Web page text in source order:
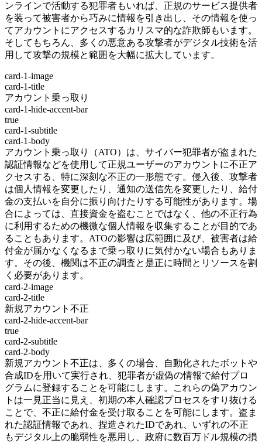
ンラインで活動する犯罪者もいれば、正規のサービス提供者
を装って被害者から巧みに情報を引き出し、その情報を使っ
てアカウントにアクセスするカリスマ的な詐欺師もいます。
そしてもちろん、多くの悪意ある攻撃者がデジタル技術を活
用して攻撃の規模と範囲を大幅に拡大しています。
card-1-image
card-1-title
アカウント乗っ取り
card-1-hide-accent-bar
true
card-1-subtitle
card-1-body
アカウント乗っ取り（ATO）は、サイバー犯罪者が盗まれた
認証情報などを使用して正規ユーザーのアカウントに不正ア
クセスする、特に深刻な不正の一形態です。侵入後、攻撃者
は個人情報を変更したり、通知の送信先を変更したり、給付
金の支払いを自分に振り向けたりする可能性があります。場
合によっては、直接資金を盗むことではなく、他の不正行為
に利用するための機微な個人情報を収集することが目的であ
ることもあります。ATOの影響は広範囲に及び、被害者は給
付金が届かなくなるまで乗っ取りに気付かない場合もありま
す。その後、機関は不正の調査と是正に時間とリソースを割
く必要があります。
card-2-image
card-2-title
新規アカウント不正
card-2-hide-accent-bar
true
card-2-subtitle
card-2-body
新規アカウント不正は、多くの場合、自動化されたボットや
合成IDを用いて実行され、犯罪者が虚偽の情報で給付プロ
グラムに登録することを可能にします。これらの偽アカウン
トは一見正当に見え、初期の本人確認プロセスをすり抜ける
ことで、不正に給付金を受け取ることを可能にします。盗ま
れた認証情報であれ、捏造されたIDであれ、いずれの不正
もデジタル上の脆弱性を悪用し、政府に数百万ドル規模の損